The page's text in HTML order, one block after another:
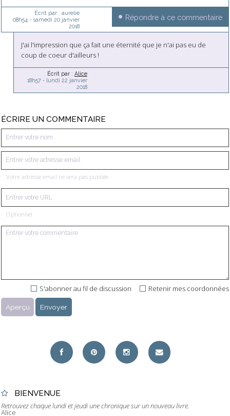
Écrit par : aurelie
08h54 - samedi 20 janvier
2018
Répondre à ce commentaire
J'ai l'impression que ça fait une éternité que je n'ai pas eu de
coup de coeur d'ailleurs !
Écrit par : Alice
18h57- lundi 22 janvier
2018
ÉCRIRE UN COMMENTAIRE
Votre adresse email ne sera pas publiée
Optionnel
Retenir mes coordonnées
S'abonner au fil de discussion
BIENVENUE
Retrouvez chaque lundi et jeudi une chronique sur un nouveau livre.
Alice